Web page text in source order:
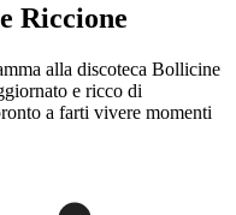
Riccione
alla discoteca Bollicine
e ricco di
a farti vivere momenti